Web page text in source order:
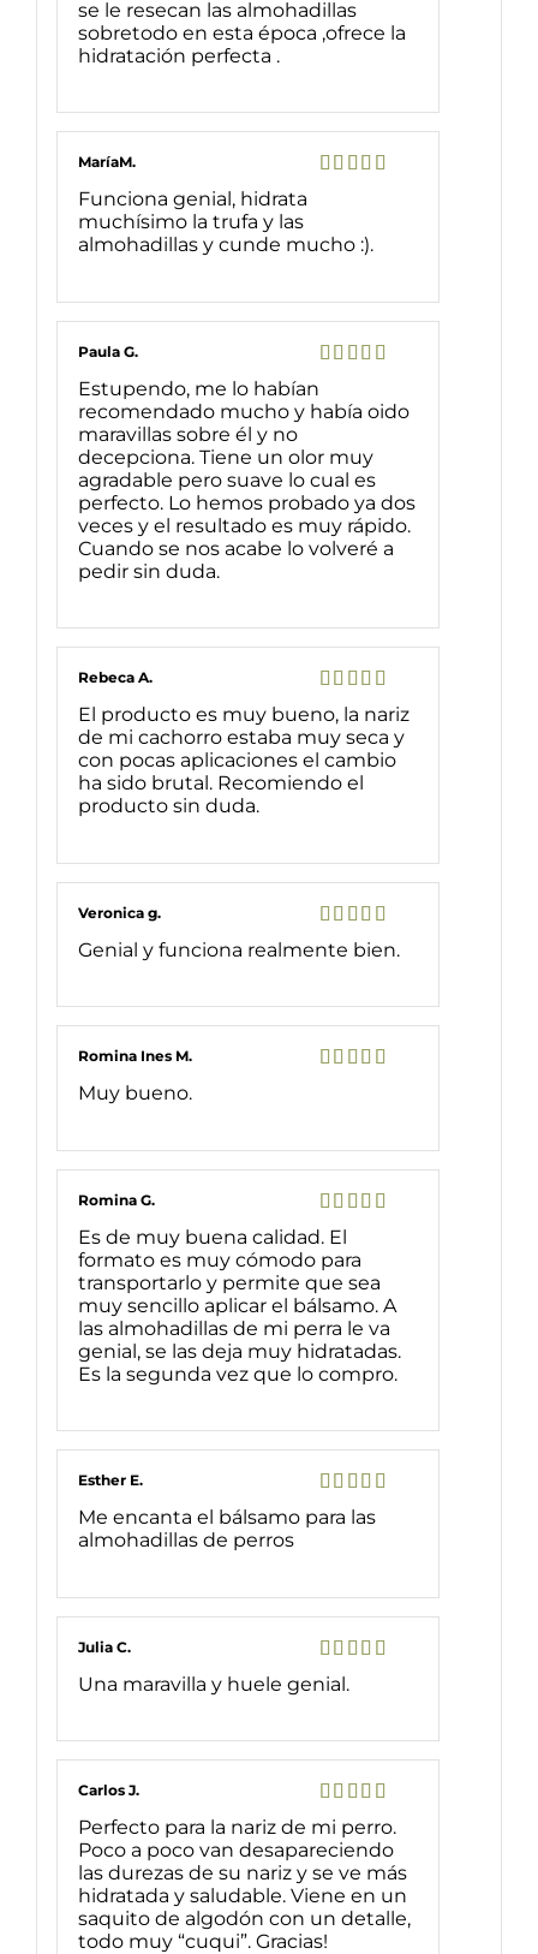
se le resecan las almohadillas
sobretodo en esta época ,ofrece la
hidratación perfecta .
MaríaM.
Funciona genial, hidrata
muchísimo la trufa y las
almohadillas y cunde mucho :).
con5 de 5
Paula G.
Estupendo, me lo habían
recomendado mucho y había oido
maravillas sobre él y no
decepciona. Tiene un olor muy
agradable pero suave lo cual es
perfecto. Lo hemos probado ya dos
veces y el resultado es muy rápido.
Cuando se nos acabe lo volveré a
pedir sin duda.
Valorado
con5 de 5
Rebeca A.
El producto es muy bueno, la nariz
de mi cachorro estaba muy seca y
con pocas aplicaciones el cambio
ha sido brutal. Recomiendo el
producto sin duda.
Valorado
con 5de 5
Veronica g.
Genial y funciona realmente bien.
Romina Ines M.
Muy bueno.
Valorado
con
Romina G.
Es de muy buena calidad. El
formato es muy cómodo para
transportarlo y permite que sea
muy sencillo aplicar el bálsamo. A
las almohadillas de mi perra le va
genial, se las deja muy hidratadas.
Es la segunda vez que lo compro.
Valorado
con 5de 5
Esther E.
Me encanta el bálsamo para las
almohadillas de perros
Valorado
con
Julia C.
Una maravilla y huele genial.
Valorado
con5de 5
Carlos J.
Perfecto para la nariz de mi perro.
Poco a poco van desapareciendo
las durezas de su nariz y se ve más
hidratada y saludable. Viene en un
saquito de algodón con un detalle,
todo muy “cuqui”. Gracias!